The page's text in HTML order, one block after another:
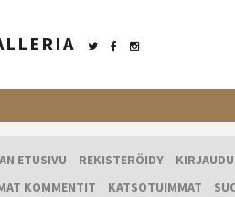
ETUSIVU REKISTERÖIDY
KIRJAUDU
KOMMENTIT KATSOTUIMMAT